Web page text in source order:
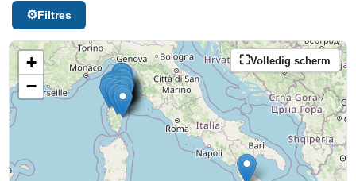
Filtres
Volledig scherm
+
−